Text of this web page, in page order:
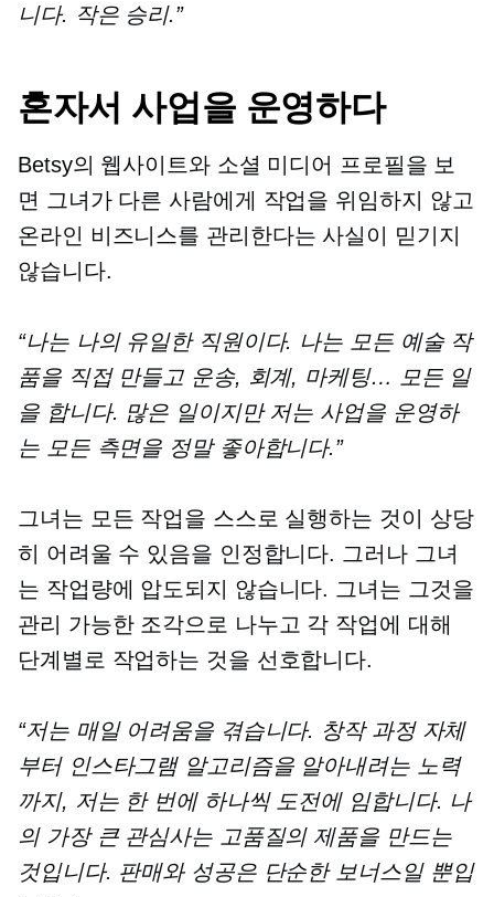
니다. 작은 승리.”
혼자서 사업을 운영하다
Betsy의 웹사이트와 소셜 미디어 프로필을 보
면 그녀가 다른 사람에게 작업을 위임하지 않고
온라인 비즈니스를 관리한다는 사실이 믿기지
않습니다.
“나는 나의 유일한 직원이다. 나는 모든 예술 작
품을 직접 만들고 운송, 회계, 마케팅… 모든 일
을 합니다. 많은 일이지만 저는 사업을 운영하
는 모든 측면을 정말 좋아합니다.”
그녀는 모든 작업을 스스로 실행하는 것이 상당
히 어려울 수 있음을 인정합니다. 그러나 그녀
는 작업량에 압도되지 않습니다. 그녀는 그것을
관리 가능한 조각으로 나누고 각 작업에 대해
단계별로 작업하는 것을 선호합니다.
“저는 매일 어려움을 겪습니다. 창작 과정 자체
부터 인스타그램 알고리즘을 알아내려는 노력
까지, 저는 한 번에 하나씩 도전에 임합니다. 나
의 가장 큰 관심사는 고품질의 제품을 만드는
것입니다. 판매와 성공은 단순한 보너스일 뿐입